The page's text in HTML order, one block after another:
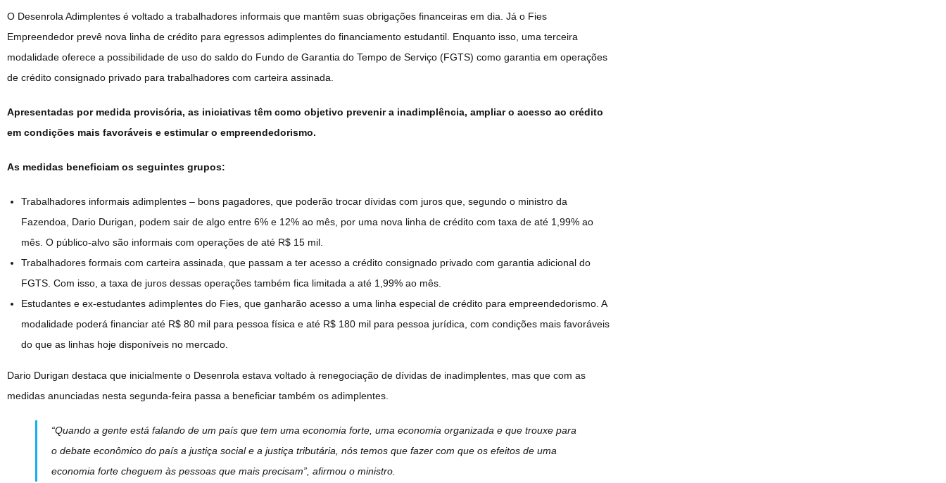
O Desenrola Adimplentes é voltado a trabalhadores informais que mantêm suas obrigações financeiras em dia. Já o Fies
Empreendedor prevê nova linha de crédito para egressos adimplentes do financiamento estudantil. Enquanto isso, uma terceira
modalidade oferece a possibilidade de uso do saldo do Fundo de Garantia do Tempo de Serviço (FGTS) como garantia em operações
de crédito consignado privado para trabalhadores com carteira assinada.
Apresentadas por medida provisória, as iniciativas têm como objetivo prevenir a inadimplência, ampliar o acesso ao crédito
em condições mais favoráveis e estimular o empreendedorismo.
As medidas beneficiam os seguintes grupos:
Trabalhadores informais adimplentes – bons pagadores, que poderão trocar dívidas com juros que, segundo o ministro da
Fazendoa, Dario Durigan, podem sair de algo entre 6% e 12% ao mês, por uma nova linha de crédito com taxa de até 1,99% ao
mês. O público-alvo são informais com operações de até R$ 15 mil.
Trabalhadores formais com carteira assinada, que passam a ter acesso a crédito consignado privado com garantia adicional do
FGTS. Com isso, a taxa de juros dessas operações também fica limitada a até 1,99% ao mês.
Estudantes e ex-estudantes adimplentes do Fies, que ganharão acesso a uma linha especial de crédito para empreendedorismo. A
modalidade poderá financiar até R$ 80 mil para pessoa física e até R$ 180 mil para pessoa jurídica, com condições mais favoráveis
do que as linhas hoje disponíveis no mercado.
Dario Durigan destaca que inicialmente o Desenrola estava voltado à renegociação de dívidas de inadimplentes, mas que com as
medidas anunciadas nesta segunda-feira passa a beneficiar também os adimplentes.
“Quando a gente está falando de um país que tem uma economia forte, uma economia organizada e que trouxe para
o debate econômico do país a justiça social e a justiça tributária, nós temos que fazer com que os efeitos de uma
economia forte cheguem às pessoas que mais precisam”, afirmou o ministro.